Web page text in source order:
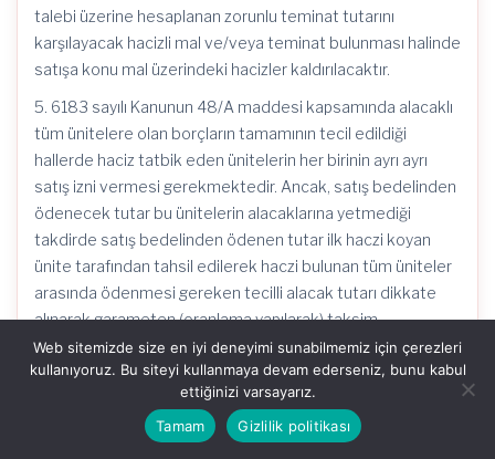
talebi üzerine hesaplanan zorunlu teminat tutarını
karşılayacak hacizli mal ve/veya teminat bulunması halinde
satışa konu mal üzerindeki hacizler kaldırılacaktır.
5. 6183 sayılı Kanunun 48/A maddesi kapsamında alacaklı
tüm ünitelere olan borçların tamamının tecil edildiği
hallerde haciz tatbik eden ünitelerin her birinin ayrı ayrı
satış izni vermesi gerekmektedir. Ancak, satış bedelinden
ödenecek tutar bu ünitelerin alacaklarına yetmediği
takdirde satış bedelinden ödenen tutar ilk haczi koyan
ünite tarafından tahsil edilerek haczi bulunan tüm üniteler
arasında ödenmesi gereken tecilli alacak tutarı dikkate
alınarak garameten (oranlama yapılarak) taksim
edilecektir.
6. 6183 sayılı Kanunun 48/A maddesi kapsamında
borçlunun tüm borçlarının tecil edilmediği hallerde ise tecil
edilmeyen alacak tutarlarına karşılık tatbik edilmiş hacizler,
Web sitemizde size en iyi deneyimi sunabilmemiz için çerezleri
kullanıyoruz. Bu siteyi kullanmaya devam ederseniz, bunu kabul
ettiğinizi varsayarız.
Tamam
Gizlilik politikası